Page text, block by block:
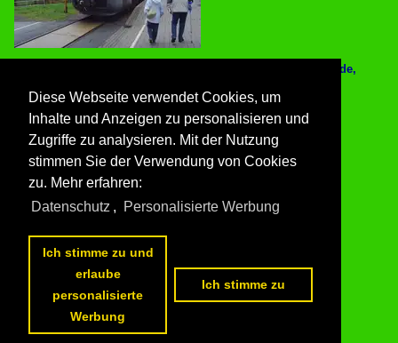
Triebwagen der Schwarzatakbahn im Bhf Obstfelderschmiede,
Erhard Beyer
Thüringer Wald / Schwarzatakbahn / Obstfelderschmiede
692 1024x768 Px, 05.05.2010
Blick zum aufgesetzen Bergbahnwagen, 2010
Diese Webseite verwendet Cookies, um
Inhalte und Anzeigen zu personalisieren und
Zugriffe zu analysieren. Mit der Nutzung
stimmen Sie der Verwendung von Cookies
zu. Mehr erfahren:
Datenschutz , Personalisierte Werbung
Ich stimme zu und
erlaube
personalisierte
Werbung
Ich stimme zu